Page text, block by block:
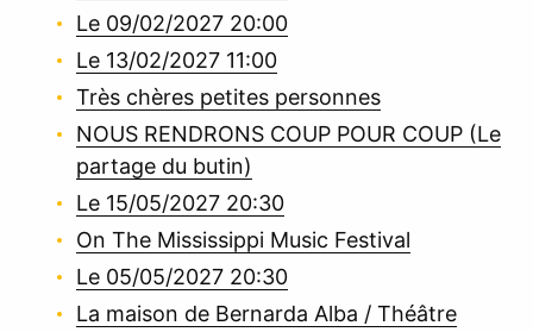
Le 09/02/2027 20:00
Le 13/02/2027 11:00
Très chères petites personnes
NOUS RENDRONS COUP POUR COUP (Le
partage du butin)
Le 15/05/2027 20:30
On The Mississippi Music Festival
Le 05/05/2027 20:30
La maison de Bernarda Alba / Théâtre